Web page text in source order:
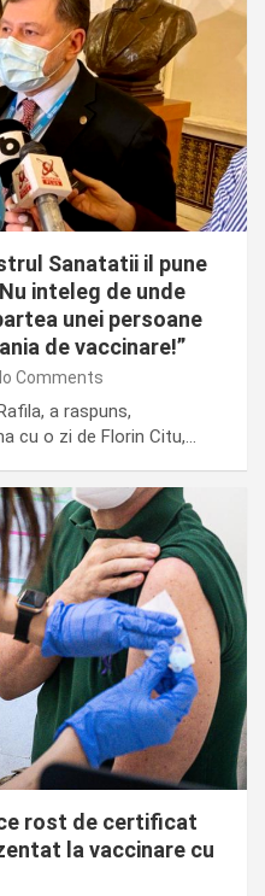
Sanatatii il pune
inteleg de unde
unei persoane
de vaccinare!”
Comments
a raspuns,
cu o zi de Florin Citu,…
rost de certificat
la vaccinare cu